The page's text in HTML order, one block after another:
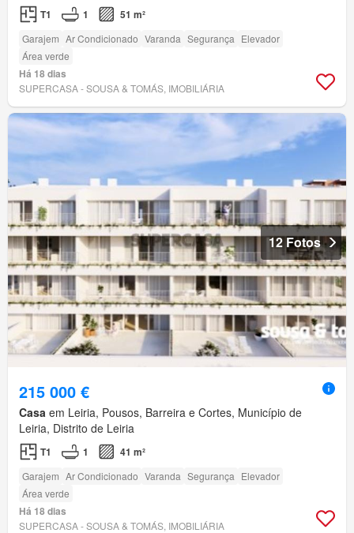
T1 1 51 m²
Garajem Ar Condicionado Varanda Segurança Elevador
Área verde
Há 18 dias
SUPERCASA - SOUSA & TOMÁS, IMOBILIÁRIA
12 Fotos
215 000 €
Casa em Leiria, Pousos, Barreira e Cortes, Município de
Leiria, Distrito de Leiria
T1 1 41 m²
Garajem Ar Condicionado Varanda Segurança Elevador
Área verde
Há 18 dias
SUPERCASA - SOUSA & TOMÁS, IMOBILIÁRIA